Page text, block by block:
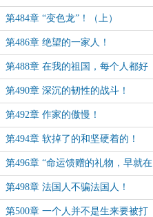
第484章 “变色龙”！（上）
第486章 绝望的一家人！
第488章 在我的祖国，每个人都好
像被装在一个套子里……
第490章 深沉的韧性的战斗！
第492章 作家的傲慢！
第494章 软掉了的和坚硬着的！
第496章 “命运馈赠的礼物，早就在
暗中标注了价格！”
第498章 法国人不骗法国人！
第500章 一个人并不是生来要被打